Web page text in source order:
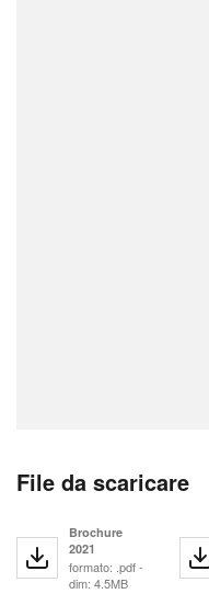
File da scaricare
Brochure
2021
formato: .pdf -
dim: 4.5MB